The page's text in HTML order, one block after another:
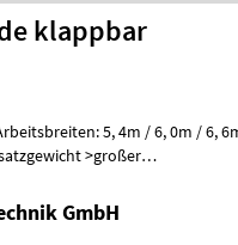
klappbar
GmbH